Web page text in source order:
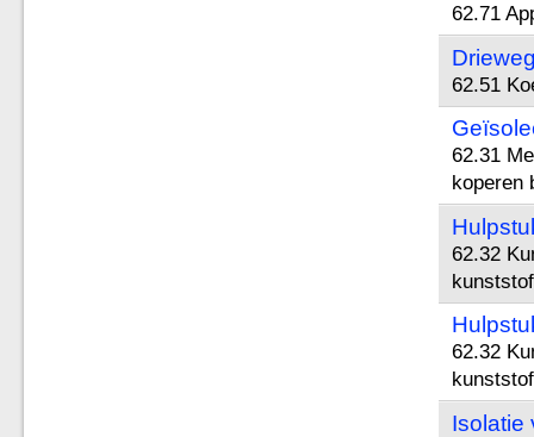
62.71
62.51
62.31
koperen
62.32
62.32
Isolatie